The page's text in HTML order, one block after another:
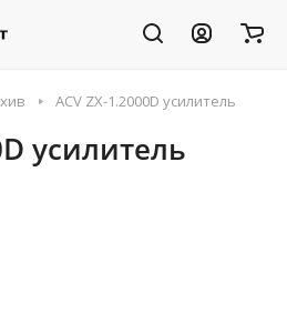
ACV ZX-1.2000D усилитель
усилитель